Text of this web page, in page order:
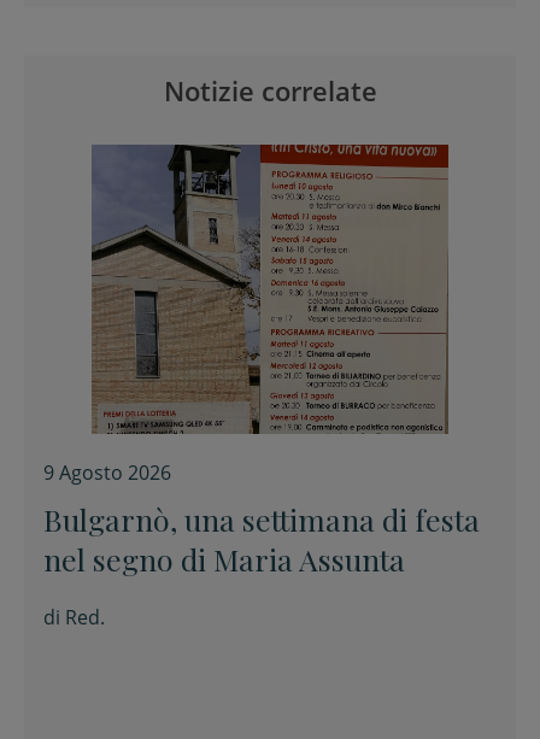
Notizie correlate
9 Agosto 2026
Bulgarnò, una settimana di festa
nel segno di Maria Assunta
di Red.